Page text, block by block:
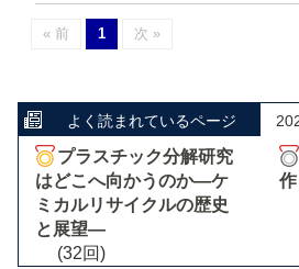
« 前 1 次 »
よく読まれているページ
プラスチック分解研究
はどこへ向かうのか―ケ
ミカルリサイクルの歴史
と展望―
(32回)